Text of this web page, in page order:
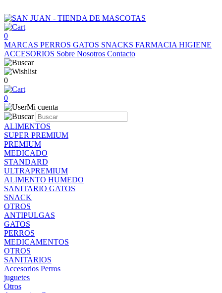
0
MARCAS PERROS GATOS SNACKS FARMACIA HIGIENE
ACCESORIOS Sobre Nosotros Contacto
0
0
Mi cuenta
ALIMENTOS
SUPER PREMIUM
PREMIUM
MEDICADO
STANDARD
ULTRAPREMIUM
ALIMENTO HUMEDO
SANITARIO GATOS
SNACK
OTROS
ANTIPULGAS
GATOS
PERROS
MEDICAMENTOS
OTROS
SANITARIOS
Accesorios Perros
juguetes
Otros